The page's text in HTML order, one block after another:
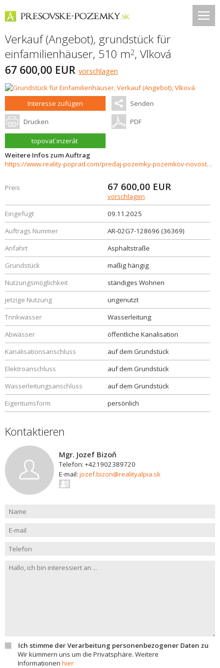
Verkauf (Angebot), grundstück für
einfamilienhäuser, 510 m2, Vlková
67 600,00 EUR vorschlagen
Interesse zufügen Senden
Drucken PDF
topovať inzerát
Weitere Infos zum Auftrag
https://www.reality-poprad.com/predaj-pozemky-pozemkov-novostavby/Pozemok-pre-rodinne-domy-na-predaj-Vlkova-36369/?utm_source=areality&utm_medium=xml&utm_term=36369&utm_content=chalupa&utm_campaign=portaly
Preis 67 600,00 EUR
vorschlagen
Eingefügt
09.11.2025
Auftrags Nummer
AR-02G7-128696 (36369)
Anfahrt
Asphaltstraße
Grundstück
maßig hängig
Nutzungsmöglichkeit
ständiges Wohnen
jetzige Nutzung
ungenutzt
Trinkwasser
Wasserleitung
Abwässer
öffentliche Kanalisation
Kanalisationsanschluss
auf dem Grundstück
Elektroanschluss
auf dem Grundstück
Wasserleitungsanschluss
auf dem Grundstück
Eigentumsform
persönlich
Kontaktieren
Mgr. Jozef Bizoň
Telefon: +421902389720
E-mail: jozef.bizon@realityalpia.sk
Ich stimme der Verarbeitung personenbezogener Daten zu
Wir kümmern uns um die Privatsphäre. Weitere
Informationen hier